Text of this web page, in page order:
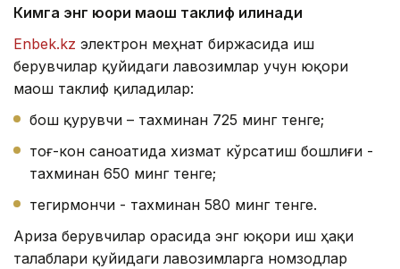
Кимга энг юқори маош таклиф қилинади
Enbek.kz электрон меҳнат биржасида иш
берувчилар қуйидаги лавозимлар учун юқори
маош таклиф қиладилар:
бош қурувчи – тахминан 725 минг тенге;
тоғ-кон саноатида хизмат кўрсатиш бошлиғи -
тахминан 650 минг тенге;
тегирмончи - тахминан 580 минг тенге.
Ариза берувчилар орасида энг юқори иш ҳақи
талаблари қуйидаги лавозимларга номзодлар